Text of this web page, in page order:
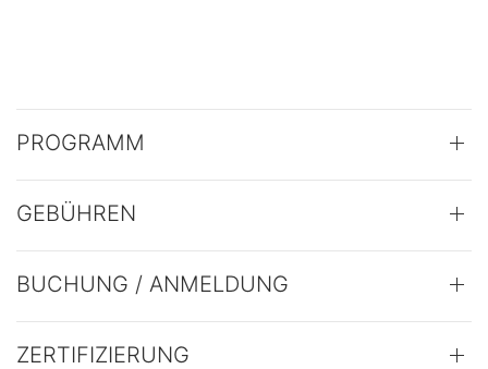
PROGRAMM
GEBÜHREN
BUCHUNG / ANMELDUNG
ZERTIFIZIERUNG